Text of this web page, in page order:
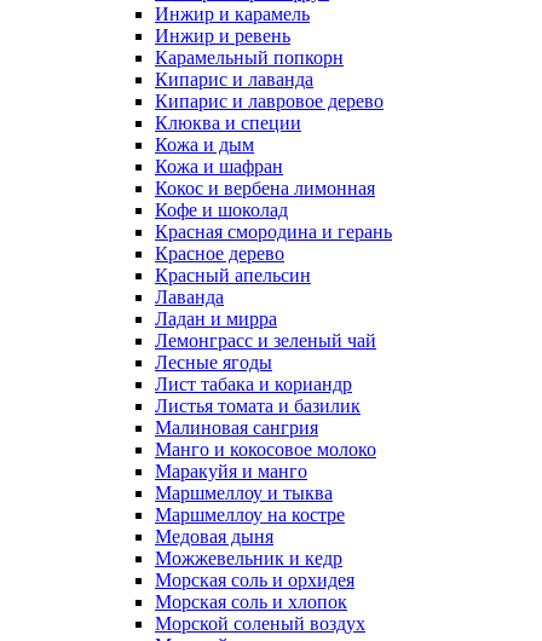
Инжир и карамель
Инжир и ревень
Карамельный попкорн
Кипарис и лаванда
Кипарис и лавровое дерево
Клюква и специи
Кожа и дым
Кожа и шафран
Кокос и вербена лимонная
Кофе и шоколад
Красная смородина и герань
Красное дерево
Красный апельсин
Лаванда
Ладан и мирра
Лемонграсс и зеленый чай
Лесные ягоды
Лист табака и кориандр
Листья томата и базилик
Малиновая сангрия
Манго и кокосовое молоко
Маракуйя и манго
Маршмеллоу и тыква
Маршмеллоу на костре
Медовая дыня
Можжевельник и кедр
Морская соль и орхидея
Морская соль и хлопок
Морской соленый воздух